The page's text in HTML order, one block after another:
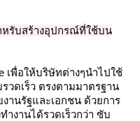
หรับสร้างอุปกรณ์ที่ใช้บน
เพื่อให้บริษัทต่างๆนำไปใช้
วดเร็ว ตรงตามมาตรฐาน
านรัฐและเอกชน ด้วยการ
งานได้รวดเร็วกว่า ซับ